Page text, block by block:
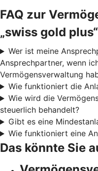
FAQ zur
„swiss gold plus“
Wer ist meine
Ansprechpartner, wenn
Vermögensverwaltung
Wie funktioniert die
Wie wird die
steuerlich behandelt?
Gibt es eine
Wie funktioniert eine
Das könnte Sie